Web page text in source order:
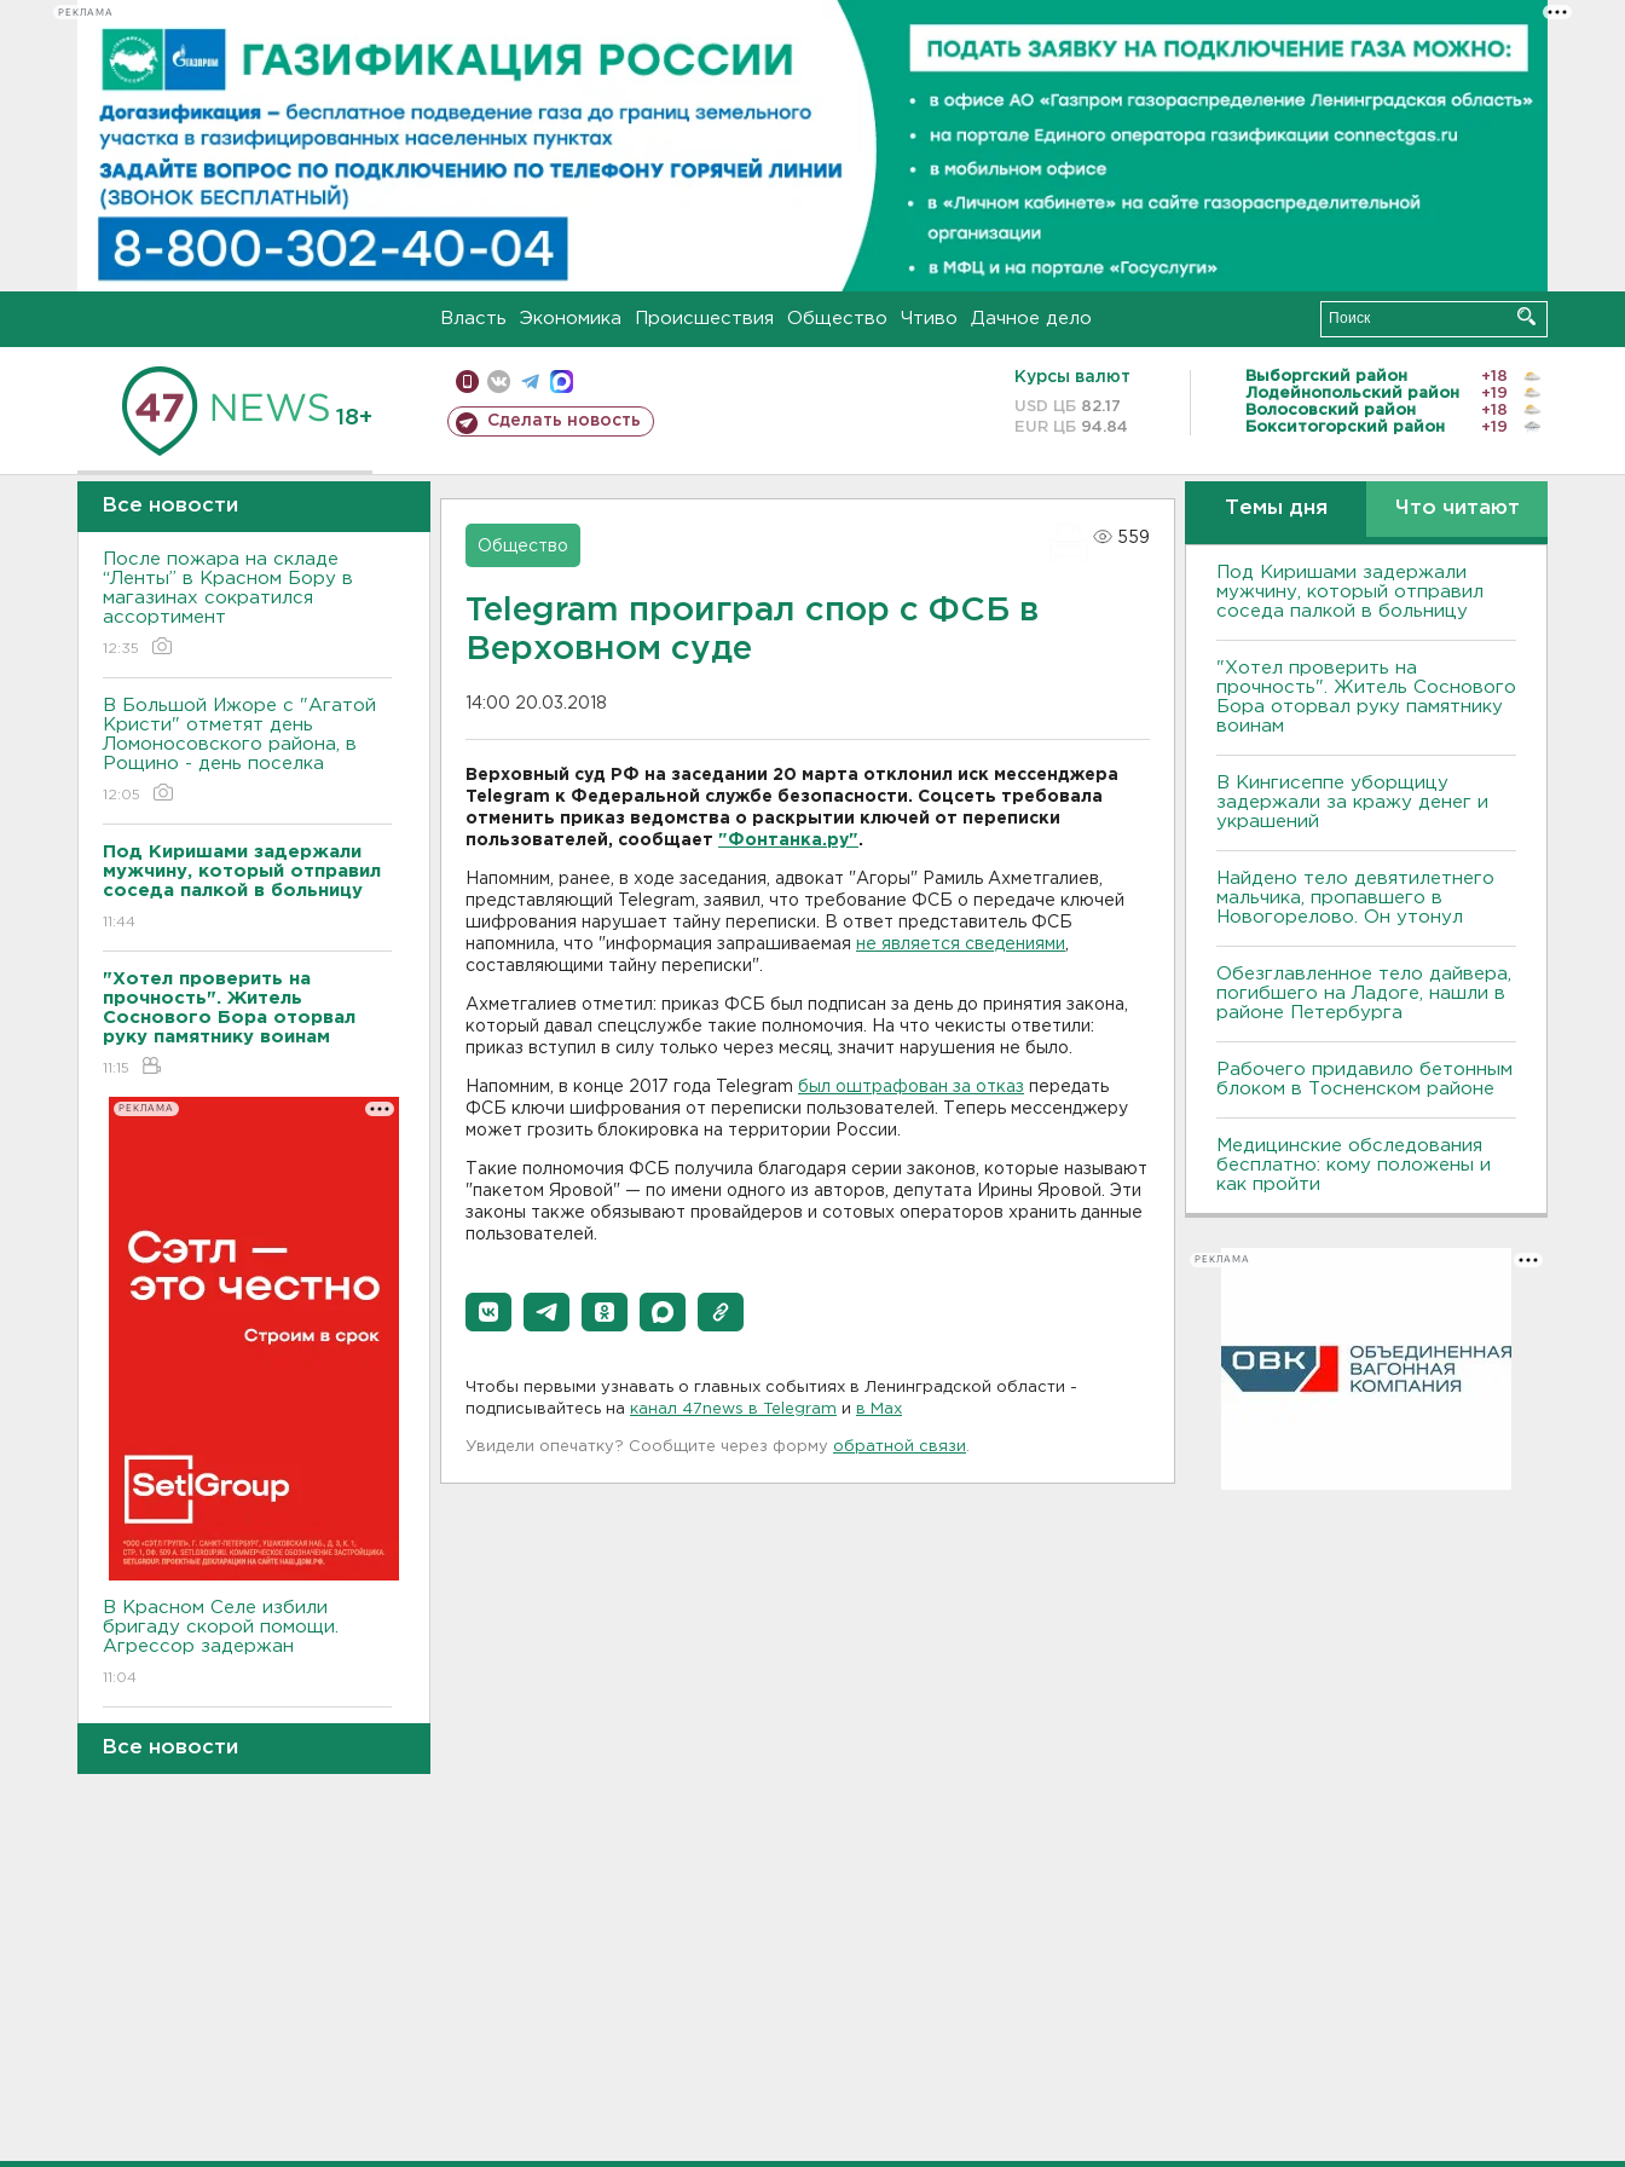
РЕКЛАМА
Власть Экономика Происшествия Общество Чтиво Дачное дело
18+ Сделать новость
Курсы валют
USD ЦБ 82.17
EUR ЦБ 94.84
Выборгский район
+18
Лодейнопольский район
+19
Волосовский район
+18
Бокситогорский район
+19
Все новости
После пожара на складе
“Ленты” в Красном Бору в
магазинах сократился
ассортимент
12:35
В Большой Ижоре с "Агатой
Кристи" отметят день
Ломоносовского района, в
Рощино - день поселка
12:05
Под Киришами задержали
мужчину, который отправил
соседа палкой в больницу
11:44
"Хотел проверить на
прочность". Житель
Соснового Бора оторвал
руку памятнику воинам
11:15
РЕКЛАМА
В Красном Селе избили
бригаду скорой помощи.
Агрессор задержан
11:04
Ладожского озера у Назии
Все новости
Общество
559
Telegram проиграл спор с ФСБ в
Верховном суде
14:00 20.03.2018
Верховный суд РФ на заседании 20 марта отклонил иск мессенджера
Telegram к Федеральной службе безопасности. Соцсеть требовала
отменить приказ ведомства о раскрытии ключей от переписки
пользователей, сообщает "Фонтанка.ру".
Напомним, ранее, в ходе заседания, адвокат "Агоры" Рамиль Ахметгалиев,
представляющий Telegram, заявил, что требование ФСБ о передаче ключей
шифрования нарушает тайну переписки. В ответ представитель ФСБ
напомнила, что "информация запрашиваемая не является сведениями
составляющими тайну переписки".
Ахметгалиев отметил: приказ ФСБ был подписан за день до принятия закона,
который давал спецслужбе такие полномочия. На что чекисты ответили:
приказ вступил в силу только через месяц, значит нарушения не было.
Напомним, в конце 2017 года Telegram был оштрафован за отказ передать
ФСБ ключи шифрования от переписки пользователей. Теперь мессенджеру
может грозить блокировка на территории России.
Такие полномочия ФСБ получила благодаря серии законов, которые называют
"пакетом Яровой" — по имени одного из авторов, депутата Ирины Яровой. Эти
законы также обязывают провайдеров и сотовых операторов хранить данные
пользователей.
Чтобы первыми узнавать о главных событиях в Ленинградской области -
подписывайтесь на канал 47news в Telegram и в Maх
Увидели опечатку? Сообщите через форму обратной связи
Темы дня Что читают
Под Киришами задержали
мужчину, который отправил
соседа палкой в больницу
"Хотел проверить на
прочность". Житель Соснового
Бора оторвал руку памятнику
воинам
В Кингисеппе уборщицу
задержали за кражу денег и
украшений
Найдено тело девятилетнего
мальчика, пропавшего в
Новогорелово. Он утонул
Обезглавленное тело дайвера,
погибшего на Ладоге, нашли в
районе Петербурга
Рабочего придавило бетонным
блоком в Тосненском районе
Медицинские обследования
бесплатно: кому положены и
как пройти
РЕКЛАМА